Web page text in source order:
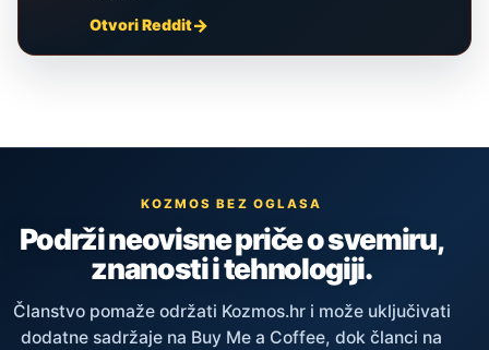
Otvori Reddit
KOZMOS BEZ OGLASA
Podrži neovisne priče o svemiru,
znanosti i tehnologiji.
Članstvo pomaže održati Kozmos.hr i može uključivati
dodatne sadržaje na Buy Me a Coffee, dok članci na